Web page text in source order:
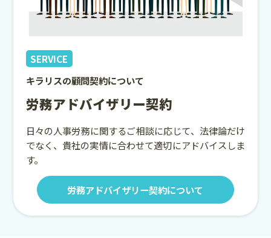
SERVICE
キラリスの顧問契約について
労務アドバイザリー契約
日々の人事労務に関するご相談に応じて、法律論だけ
でなく、貴社の実情に合わせて適切にアドバイスしま
す。
労務アドバイザリー契約について